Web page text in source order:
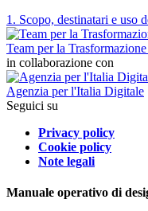
1. Scopo, destinatari e uso
Team per la
in collaborazione con
Agenzia per l'Italia Digitale
Seguici su
Privacy policy
Cookie policy
Note legali
Manuale operativo di